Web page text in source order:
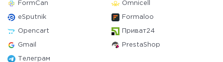
FormCan Omnicell
eSputnik Formaloo
Opencart Приват24
Gmail PrestaShop
Телеграм